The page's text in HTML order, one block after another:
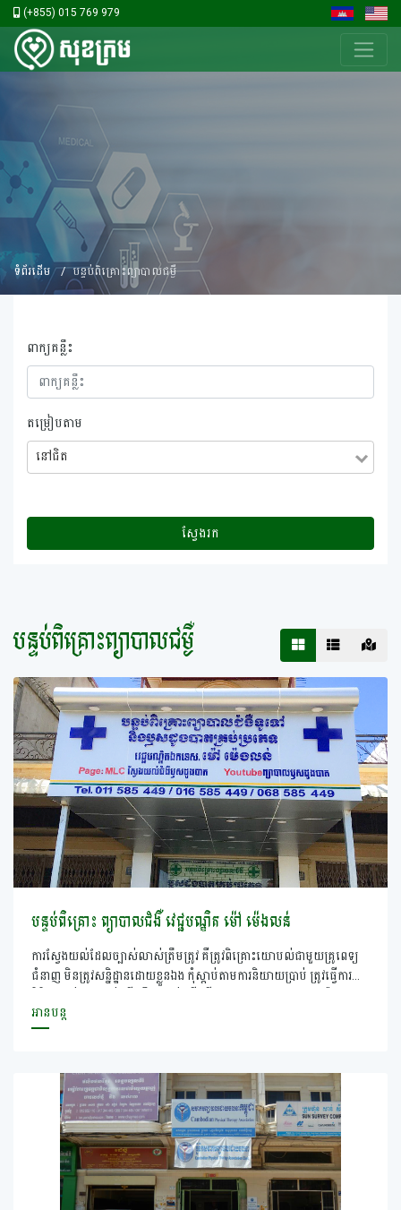
(+855) 015 769 979
ទំព័រដើម បន្ទប់ពិគ្រោះព្យាបាលជម្ងឺ
ពាក្យគន្លឹះ
តម្រៀបតាម
នៅ​ជិត
ស្វែងរក
បន្ទប់ពិគ្រោះព្យាបាលជម្ងឺ
បន្ទប់ពិគ្រោះ ព្យាបាលជំងឺ វេជ្ជបណ្ឌិត ម៉ៅ ម៉េងលន់
ការស្វែងយល់ដែលច្បាស់លាស់ត្រឹមត្រូវ គឺត្រូវពិគ្រោះយោបល់ជាមួយគ្រូពេទ្យ
ជំនាញ មិនត្រូវសន្និដ្ឋានដោយខ្លួនឯង កុំស្តាប់តាមការនិយាយប្រាប់ ត្រូវធ្វើការ
ត្រឹមតែរោគសញ្ញា យើងមិនអាចកំណត់ថាមានជំងឺឬសដូងបាតបានទេ មានមូល
Facebook: Mao Menglon Facebook: Page: MLC ស្វែង
យល់ឬសដូងបាត Youtube: MLC Cambodia
អានបន្ត